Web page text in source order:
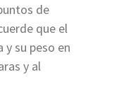
de
que el
su peso en
y al